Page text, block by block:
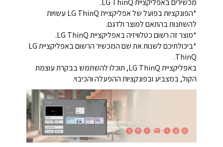
מכשירים באפליקציית LG ThinQ.
*הפונקציות בפועל של אפליקציית LG ThinQ עשויות
להשתנות בהתאם למוצר ולדגם.
*מוצר זה רשום כטלוויזיה באפליקציית LG ThinQ.
*ביכולתיכם לשנות את שם המכשיר הרשום באפליקציית LG
ThinQ.
באפליקציית LG ThinQ, תוכלו להשתמש בבקרת עוצמת
הקול, במצביע ובפונקציות ההפעלה והכיבוי.